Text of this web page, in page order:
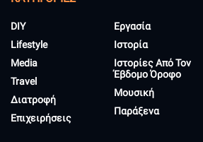
DIY
Lifestyle
Media
Travel
Διατροφή
Επιχειρήσεις
Εργασία
Ιστορία
Ιστορίες Από Τον
Έβδομο Όροφο
Μουσική
Παράξενα